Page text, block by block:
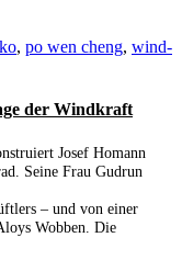
, po wen cheng, wind-
der Windkraft
Josef Homann
Seine Frau Gudrun
– und von einer
Wobben. Die